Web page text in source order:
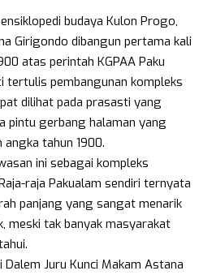
budaya Kulon Progo,
Girigondo dibangun pertama kali
atas perintah KGPAA Paku
tertulis pembangunan kompleks
dilihat pada prasasti yang
pintu gerbang halaman yang
angka tahun 1900.
ini sebagai kompleks
raja Pakualam sendiri ternyata
panjang yang sangat menarik
meski tak banyak masyarakat
Dalem Juru Kunci Makam Astana